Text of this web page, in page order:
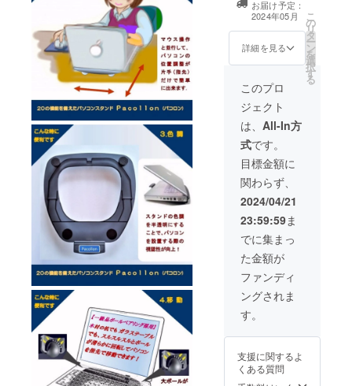
明) 1個
お届け予定：
2024年05月
詳細を見る
こ
の
リ
タ
ー
ン
を
選
択
す
る
このプロ
ジェクト
は、 All-In方
式です。
目標金額に
関わらず、
2024/04/21
23:59:59ま
でに集まっ
た金額が
ファンディ
ングされま
す。
支援に関するよ
くある質問